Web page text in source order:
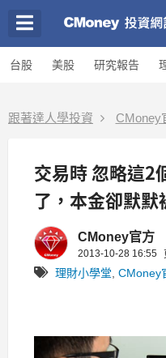
台股 美股 研究報告
跟著達人學投資 CMoney
交易時 忽略這2
了，本金卻默默
CMoney官方
2013-10-28 16:55
理財小學堂 CMoney